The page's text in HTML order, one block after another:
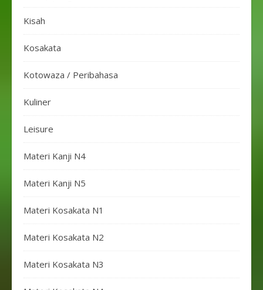
Kisah
Kosakata
Kotowaza / Peribahasa
Kuliner
Leisure
Materi Kanji N4
Materi Kanji N5
Materi Kosakata N1
Materi Kosakata N2
Materi Kosakata N3